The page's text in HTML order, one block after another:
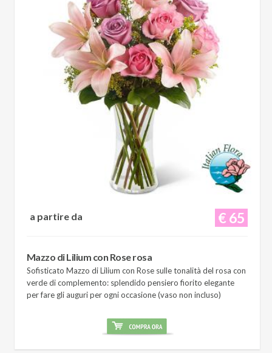
€ 65
a partire da
Mazzo di Lilium con Rose rosa
Sofisticato Mazzo di Lilium con Rose sulle tonalità del rosa con
verde di complemento: splendido pensiero fiorito elegante
per fare gli auguri per ogni occasione (vaso non incluso)